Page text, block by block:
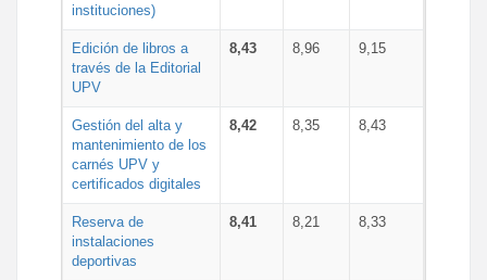
instituciones)
Edición de libros a
través de la Editorial
UPV
8,43 8,96 9,15
Gestión del alta y
mantenimiento de los
carnés UPV y
certificados digitales
8,42 8,35 8,43
Reserva de
instalaciones
deportivas
8,41 8,21 8,33